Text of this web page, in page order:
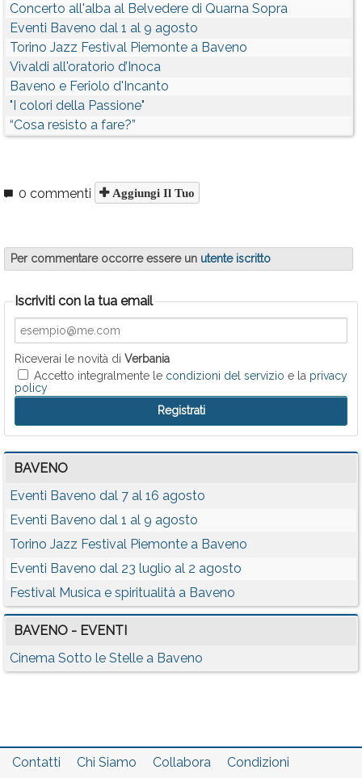
Concerto all'alba al Belvedere di Quarna Sopra
Eventi Baveno dal 1 al 9 agosto
Torino Jazz Festival Piemonte a Baveno
Vivaldi all'oratorio d’Inoca
Baveno e Feriolo d'Incanto
"I colori della Passione"
“Cosa resisto a fare?”
0 commenti Aggiungi Il Tuo
Per commentare occorre essere un utente iscritto
Iscriviti con la tua email
Riceverai le novità di Verbania
Accetto integralmente le condizioni del servizio e la privacy
policy
BAVENO
Eventi Baveno dal 7 al 16 agosto
Eventi Baveno dal 1 al 9 agosto
Torino Jazz Festival Piemonte a Baveno
Eventi Baveno dal 23 luglio al 2 agosto
Festival Musica e spiritualità a Baveno
BAVENO - EVENTI
Cinema Sotto le Stelle a Baveno
Contatti Chi Siamo Collabora Condizioni